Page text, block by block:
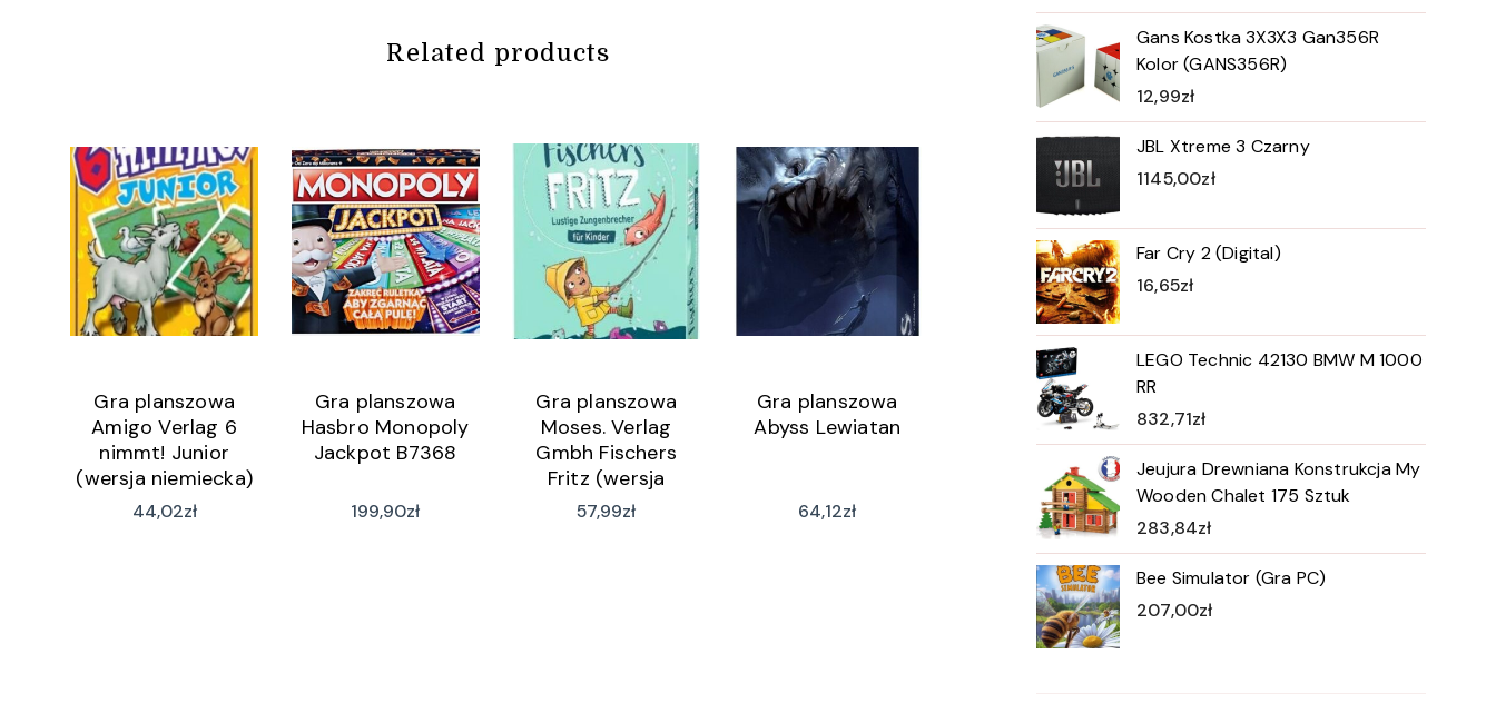
Related products
Gra planszowa
Amigo Verlag 6
nimmt! Junior
(wersja niemiecka)
44,02zł
Gra planszowa
Hasbro Monopoly
Jackpot B7368
199,90zł
Gra planszowa
Moses. Verlag
Gmbh Fischers
Fritz (wersja
niemiecka)
57,99zł
Gra planszowa
Abyss Lewiatan
64,12zł
Gans Kostka 3X3X3 Gan356R
Kolor (GANS356R)
12,99zł
JBL Xtreme 3 Czarny
1145,00zł
Far Cry 2 (Digital)
16,65zł
LEGO Technic 42130 BMW M 1000
RR
832,71zł
Jeujura Drewniana Konstrukcja My
Wooden Chalet 175 Sztuk
283,84zł
Bee Simulator (Gra PC)
207,00zł